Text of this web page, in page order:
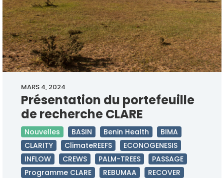
MARS 4, 2024
Présentation du portefeuille
de recherche CLARE
Nouvelles BASIN Benin Health
BIMA
CLARITY
ClimateREEFS
ECONOGENESIS
INFLOW
CREWS PALM-TREES
PASSAGE
Programme CLARE
REBUMAA
RECOVER